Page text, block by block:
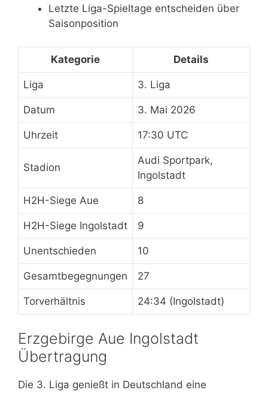
Letzte Liga-Spieltage entscheiden über
Saisonposition
Kategorie Details
Liga 3. Liga
Datum 3. Mai 2026
Uhrzeit 17:30 UTC
Stadion
Audi Sportpark,
Ingolstadt
H2H-Siege Aue 8
H2H-Siege Ingolstadt 9
Unentschieden 10
Gesamtbegegnungen 27
Torverhältnis 24:34 (Ingolstadt)
Erzgebirge Aue Ingolstadt
Übertragung
Die 3. Liga genießt in Deutschland eine